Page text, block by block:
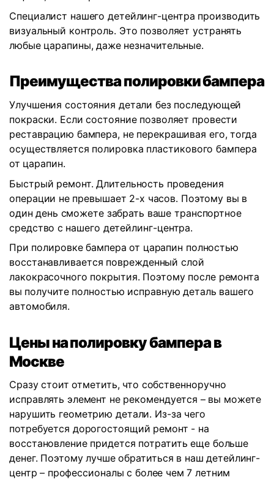
Специалист нашего детейлинг-центра производить
визуальный контроль. Это позволяет устранять
любые царапины, даже незначительные.
Преимущества полировки бампера
Улучшения состояния детали без последующей
покраски. Если состояние позволяет провести
реставрацию бампера, не перекрашивая его, тогда
осуществляется полировка пластикового бампера
от царапин.
Быстрый ремонт. Длительность проведения
операции не превышает 2-х часов. Поэтому вы в
один день сможете забрать ваше транспортное
средство с нашего детейлинг-центра.
При полировке бампера от царапин полностью
восстанавливается поврежденный слой
лакокрасочного покрытия. Поэтому после ремонта
вы получите полностью исправную деталь вашего
автомобиля.
Цены на полировку бампера в
Москве
Сразу стоит отметить, что собственноручно
исправлять элемент не рекомендуется – вы можете
нарушить геометрию детали. Из-за чего
потребуется дорогостоящий ремонт - на
восстановление придется потратить еще больше
денег. Поэтому лучше обратиться в наш детейлинг-
центр – профессионалы с более чем 7 летним